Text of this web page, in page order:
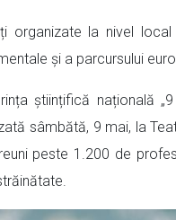
organizate la nivel
și a parcursului
științifică națională
sâmbătă, 9 mai, la
peste 1.200 de